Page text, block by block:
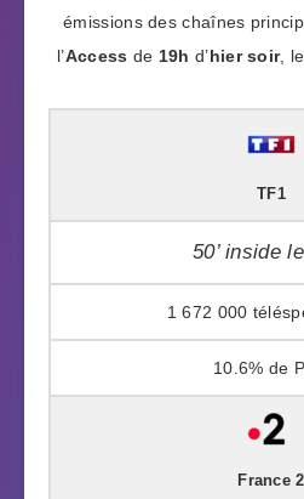
émissions des chaînes
l’Access de 19h d’hier soir, le
TF1
50’ inside
1 672 000
10.6%
France 2